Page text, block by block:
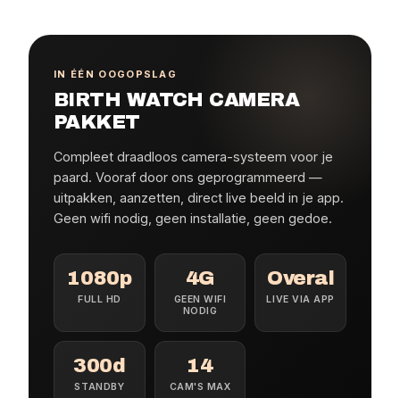
IN ÉÉN OOGOPSLAG
BIRTH WATCH CAMERA
PAKKET
Compleet draadloos camera-systeem voor je
paard. Vooraf door ons geprogrammeerd —
uitpakken, aanzetten, direct live beeld in je app.
Geen wifi nodig, geen installatie, geen gedoe.
1080p
FULL HD
4G
GEEN WIFI
NODIG
Overal
LIVE VIA APP
300d
STANDBY
14
CAM'S MAX